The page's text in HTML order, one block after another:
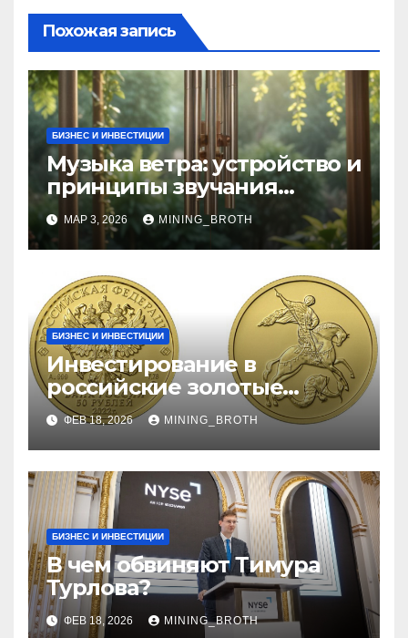
Похожая запись
БИЗНЕС И ИНВЕСТИЦИИ
Музыка ветра: устройство и
принципы звучания
колокольчиков
МАР 3, 2026 MINING_BROTH
БИЗНЕС И ИНВЕСТИЦИИ
Инвестирование в
российские золотые
монеты: подробное
руководство
ФЕВ 18, 2026 MINING_BROTH
БИЗНЕС И ИНВЕСТИЦИИ
В чем обвиняют Тимура
Турлова?
ФЕВ 18, 2026 MINING_BROTH